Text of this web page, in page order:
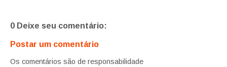
0 Deixe seu comentário:
Postar um comentário
Os comentários são de responsabilidade